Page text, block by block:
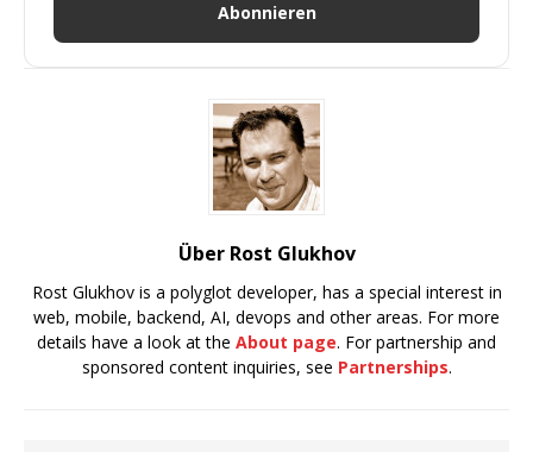
Abonnieren
Über Rost Glukhov
Rost Glukhov is a polyglot developer, has a special interest in
web, mobile, backend, AI, devops and other areas. For more
details have a look at the About page. For partnership and
sponsored content inquiries, see Partnerships.